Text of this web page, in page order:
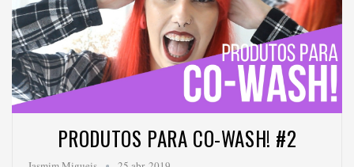
PRODUTOS PARA CO-WASH! #2